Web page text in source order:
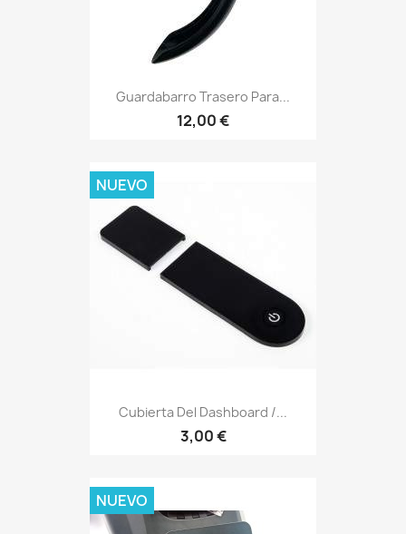
Guardabarro Trasero Para...
12,00 €
Cubierta Del Dashboard /...
3,00 €
NUEVO
NUEVO